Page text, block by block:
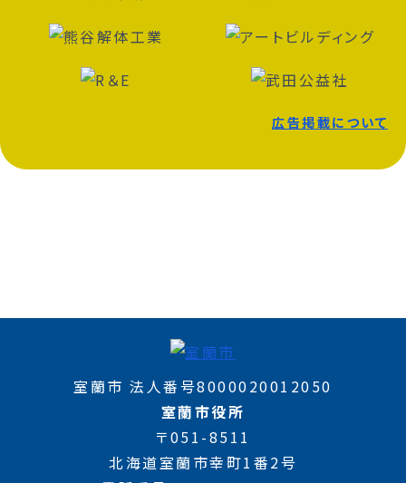
広告掲載について
室蘭市 法人番号8000020012050
室蘭市役所
〒051-8511
北海道室蘭市幸町1番2号